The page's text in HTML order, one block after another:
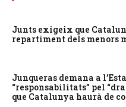
Junts exigeix que
repartiment dels menors
Junqueras demana a
“responsabilitats” pel
que Catalunya haurà de